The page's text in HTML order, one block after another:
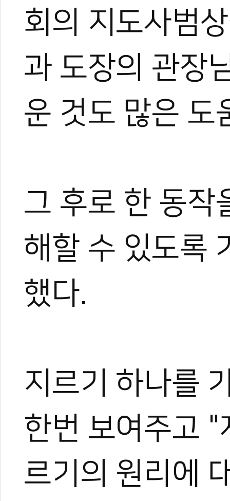
회의 지도사범
과 도장의 관장
운 것도 많은 도
그 후로 한 동작
해할 수 있도록
했다.
지르기 하나를
한번 보여주고
르기의 원리에